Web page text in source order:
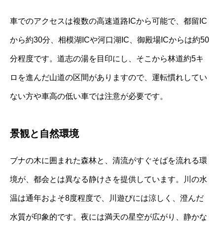
車でのアクセスは複数の高速道路ICから可能で、都留IC
から約30分、相模湖ICや河口湖IC、御殿場ICからは約50
分程度です。道志の湯を目印にし、そこから林道約5キ
ロを進んだ山道の区間がありますので、運転慣れしてい
ない方や車高の低い車では注意が必要です。
景観と自然環境
ブナの木に囲まれた森林と、清流がすぐそばを流れる環
境が、都会とは異なる静けさを提供しています。川の水
温は通年およそ8度程度で、川遊びには涼しく、澄んだ
水質が印象的です。夜には満天の星空が広がり、静かな